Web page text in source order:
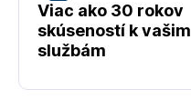
Viac ako 30 rokov
skúseností k vašim
službám